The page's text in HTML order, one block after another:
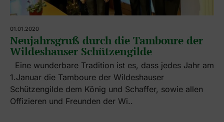
01.01.2020
Neujahrsgruß durch die Tamboure der
Wildeshauser Schützengilde
Eine wunderbare Tradition ist es, dass jedes Jahr am
1.Januar die Tamboure der Wildeshauser
Schützengilde dem König und Schaffer, sowie allen
Offizieren und Freunden der Wi..